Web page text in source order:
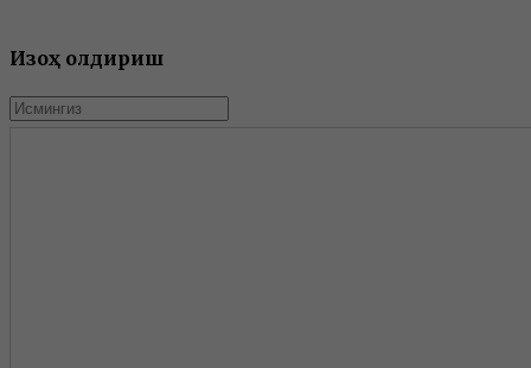
Изоҳ қолдириш